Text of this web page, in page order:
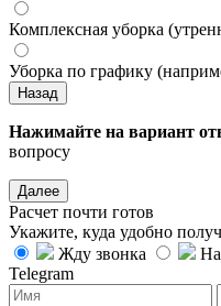
Комплексная уборка
Уборка по графику
Назад
Нажимайте на вариант
вопросу
Далее
Расчет почти готов
Укажите, куда удобно
Жду звонка
Telegram